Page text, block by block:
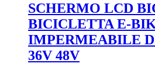
SCHERMO LCD
BICICLETTA E-
IMPERMEABILE
36V 48V